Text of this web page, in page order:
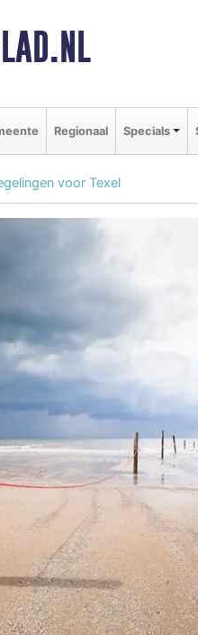
Regionaal Specials
voor Texel